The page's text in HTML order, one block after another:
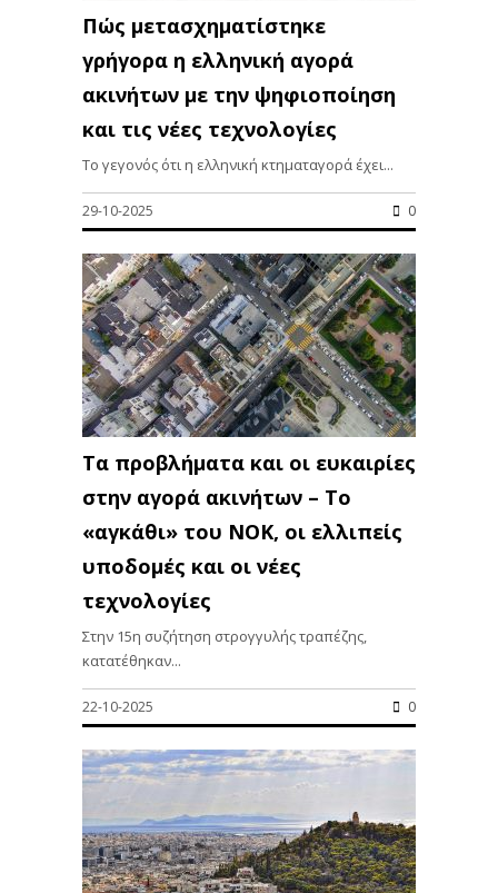
Πώς μετασχηματίστηκε
γρήγορα η ελληνική αγορά
ακινήτων με την ψηφιοποίηση
και τις νέες τεχνολογίες
Το γεγονός ότι η ελληνική κτηματαγορά έχει...
29-10-2025 0
Τα προβλήματα και οι ευκαιρίες
στην αγορά ακινήτων – Το
«αγκάθι» του ΝΟΚ, οι ελλιπείς
υποδομές και οι νέες
τεχνολογίες
Στην 15η συζήτηση στρογγυλής τραπέζης,
κατατέθηκαν...
22-10-2025 0